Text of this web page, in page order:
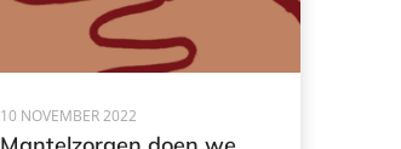
10 NOVEMBER 2022